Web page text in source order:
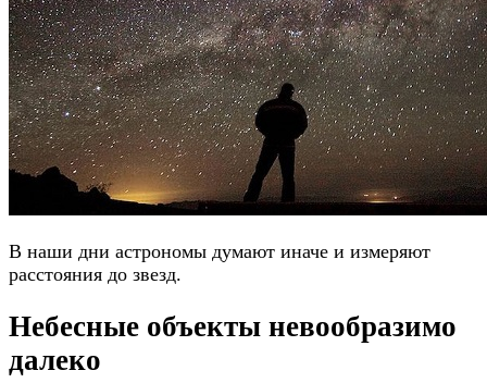
В наши дни астрономы думают иначе и измеряют
расстояния до звезд.
Небесные объекты невообразимо
далеко